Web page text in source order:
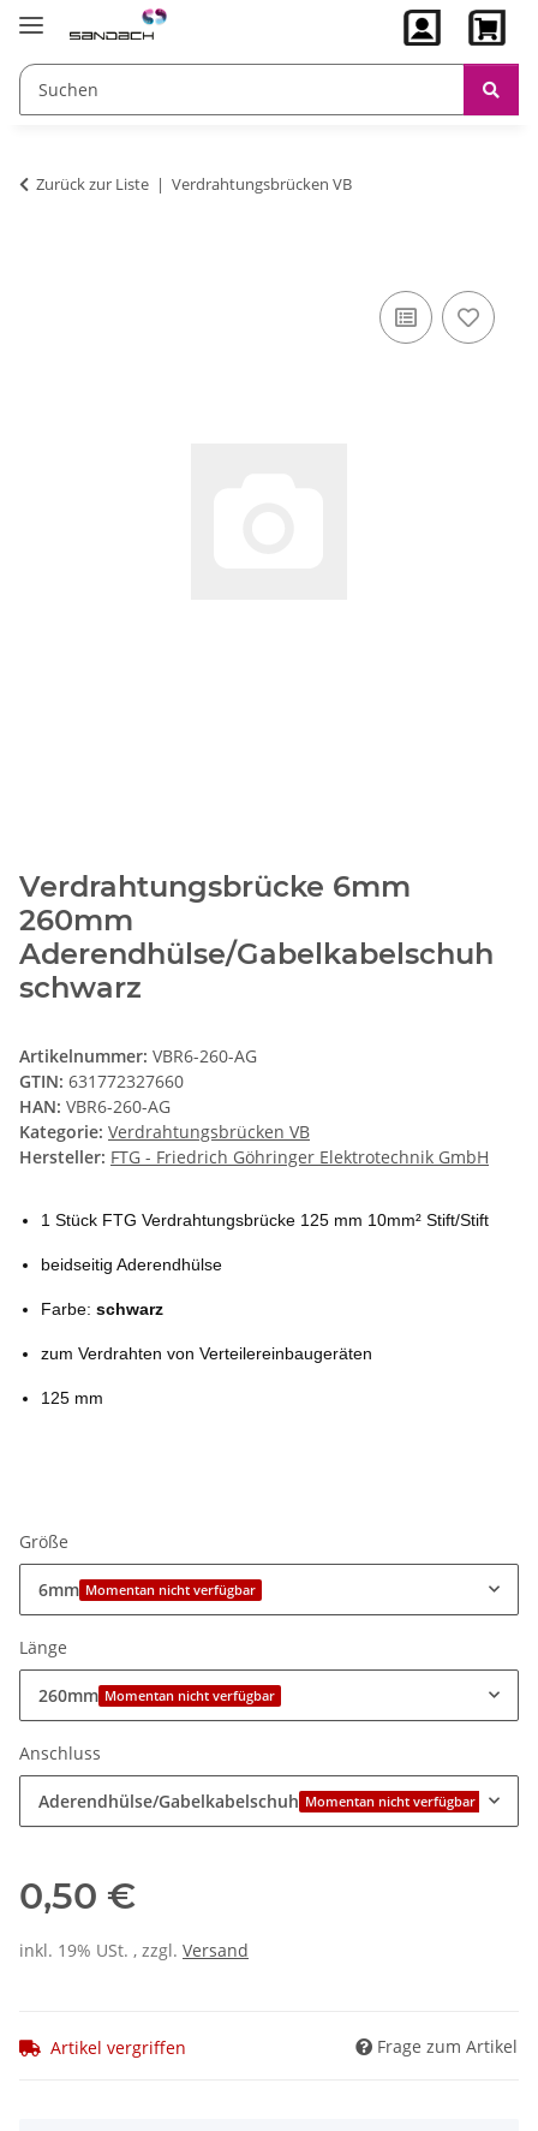
Zurück zur Liste Verdrahtungsbrücken VB
Verdrahtungsbrücke 6mm
260mm
Aderendhülse/Gabelkabelschuh
schwarz
Artikelnummer: VBR6-260-AG
GTIN: 631772327660
HAN: VBR6-260-AG
Kategorie: Verdrahtungsbrücken VB
Hersteller: FTG - Friedrich Göhringer Elektrotechnik GmbH
1 Stück FTG Verdrahtungsbrücke 125 mm 10mm² Stift/Stift
beidseitig Aderendhülse
Farbe: schwarz
zum Verdrahten von Verteilereinbaugeräten
125 mm
Größe
6mm Momentan nicht verfügbar
Länge
260mm Momentan nicht verfügbar
Anschluss
Aderendhülse/Gabelkabelschuh Momentan nicht verfügbar
0,50 €
inkl. 19% USt. , zzgl. Versand
Artikel vergriffen Frage zum Artikel